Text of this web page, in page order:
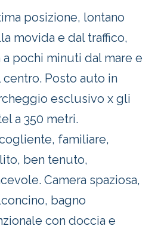
posizione, lontano
movida e dal traffico,
a pochi minuti dal mare e
centro. Posto auto in
esclusivo x gli
a 350 metri.
familiare,
ben tenuto,
Camera spaziosa,
bagno
con doccia e